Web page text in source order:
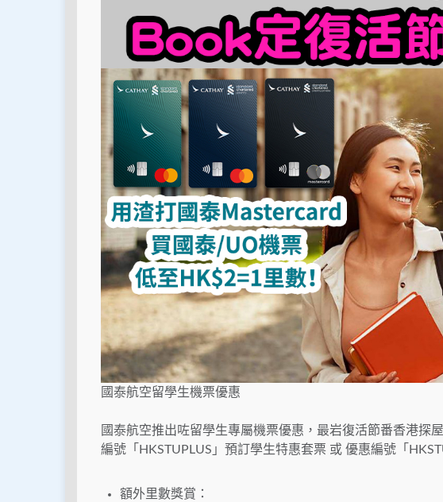
國泰航空留學生機票優惠
國泰航空推出咗留學生專屬機票優惠，最岩復活節番香港探
編號「HKSTUPLUS」預訂學生特惠套票 或 優惠編號「
額外里數獎賞：